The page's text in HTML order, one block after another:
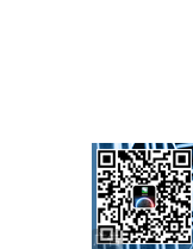
广告